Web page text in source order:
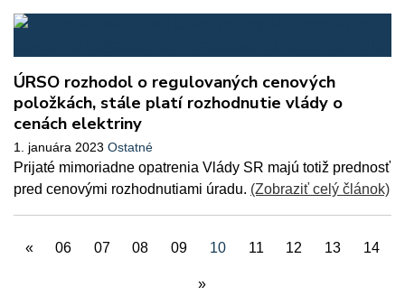
ÚRSO rozhodol o regulovaných cenových
položkách, stále platí rozhodnutie vlády o
cenách elektriny
1. januára 2023 Ostatné
Prijaté mimoriadne opatrenia Vlády SR majú totiž prednosť
pred cenovými rozhodnutiami úradu. (Zobraziť celý článok)
« 06 07 08 09 10 11 12 13 14
»